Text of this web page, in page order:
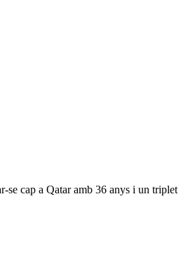
se cap a Qatar amb 36 anys i un triplet